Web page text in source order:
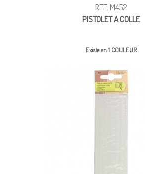
REF: M452
PISTOLET A COLLE
Existe en 1 COULEUR